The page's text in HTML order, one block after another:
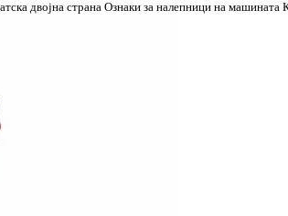
двојна страна Ознаки за налепници на машината